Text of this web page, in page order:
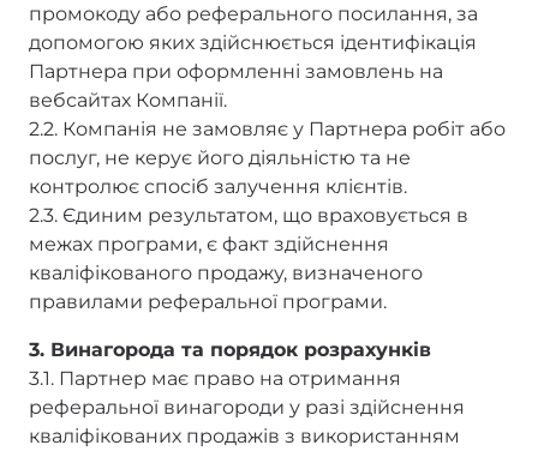
промокоду або реферального посилання, за
допомогою яких здійснюється ідентифікація
Партнера при оформленні замовлень на
вебсайтах Компанії.
2.2. Компанія не замовляє у Партнера робіт або
послуг, не керує його діяльністю та не
контролює спосіб залучення клієнтів.
2.3. Єдиним результатом, що враховується в
межах програми, є факт здійснення
кваліфікованого продажу, визначеного
правилами реферальної програми.
3. Винагорода та порядок розрахунків
3.1. Партнер має право на отримання
реферальної винагороди у разі здійснення
кваліфікованих продажів з використанням